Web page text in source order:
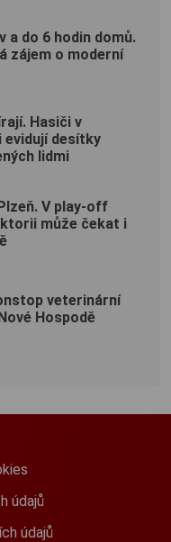
a do 6 hodin domů.
zájem o moderní
Hasiči v
evidují desítky
lidmi
V play-off
může čekat i
veterinární
Hospodě
údajů
údajů